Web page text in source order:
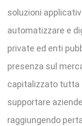
soluzioni
automatizzare e
private ed enti
presenza sul
capitalizzato tutta
supportare
raggiungendo